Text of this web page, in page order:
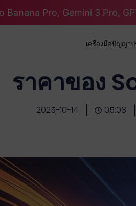
Banana Pro, Gemini 3 Pro,
เครื่องมือปัญญาป
ราคาของ
2025-10-14 05:08